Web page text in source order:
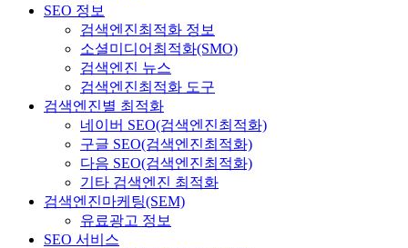
SEO 정보
검색엔진최적화 정보
소셜미디어최적화(SMO)
검색엔진 뉴스
검색엔진최적화 도구
검색엔진별 최적화
네이버 SEO(검색엔진최적화)
구글 SEO(검색엔진최적화)
다음 SEO(검색엔진최적화)
기타 검색엔진 최적화
검색엔진마케팅(SEM)
유료광고 정보
SEO 서비스